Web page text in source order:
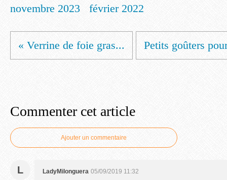
novembre 2023
février 2022
« Verrine de foie gras... Petits goûters
Commenter cet article
Ajouter un commentaire
L LadyMilonguera 05/09/2019 11:32